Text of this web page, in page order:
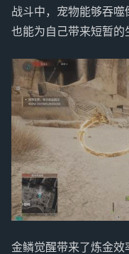
战斗中，宠物能够吞
也能为自己带来短暂的
金鳞觉醒带来了炼金